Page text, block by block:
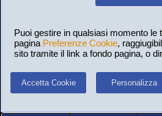
Puoi gestire in qualsiasi momento le
pagina Preferenze Cookie,
sito tramite il link a fondo pagina, o
Accetta Cookie Personalizza